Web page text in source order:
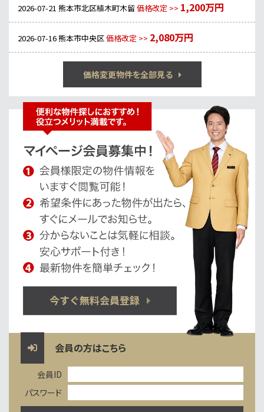
2026-07-21 熊本市北区植木町木留 価格改定 >> 1,200万円
2026-07-16熊本市中央区価格改定 >> 2,080万円
価格変更物件を全部見る
会員の方はこちら
会員ID
パスワード